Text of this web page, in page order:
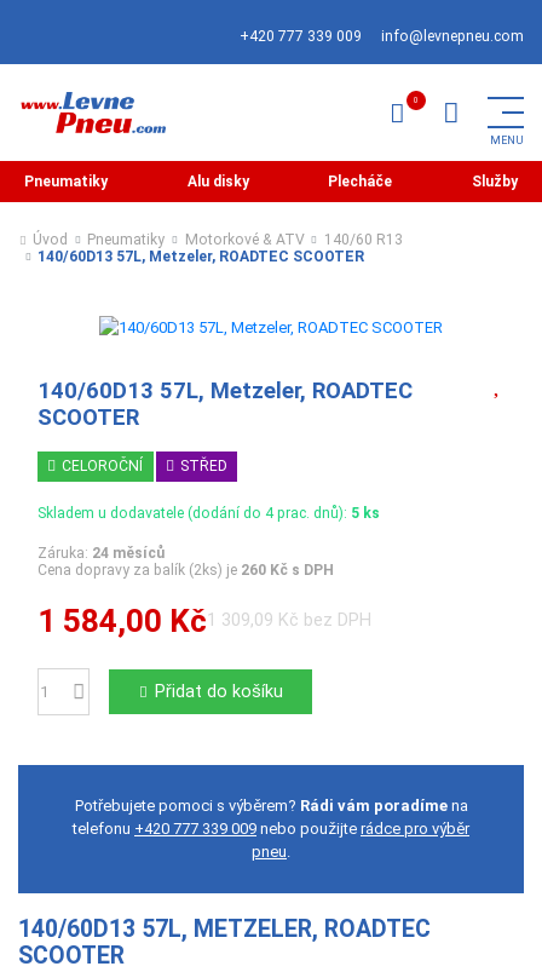
+420 777 339 009 info@levnepneu.com
Pneumatiky Alu disky Plecháče Služby
Úvod Pneumatiky Motorkové & ATV
140/60 R13
140/60D13 57L, Metzeler, ROADTEC SCOOTER
140/60D13 57L, Metzeler, ROADTEC
SCOOTER
CELOROČNÍ STŘED
Skladem u dodavatele (dodání do 4 prac. dnů): 5 ks
Záruka: 24 měsíců
Cena dopravy za balík (2ks) je 260 Kč s DPH
1 584,00 Kč1 309,09 Kč bez DPH
Počet Přidat do košíku
Potřebujete pomoci s výběrem? Rádi vám poradímena
telefonu +420 777 339 009 nebo použijte rádce pro výběr
pneu.
140/60D13 57L, METZELER, ROADTEC
SCOOTER